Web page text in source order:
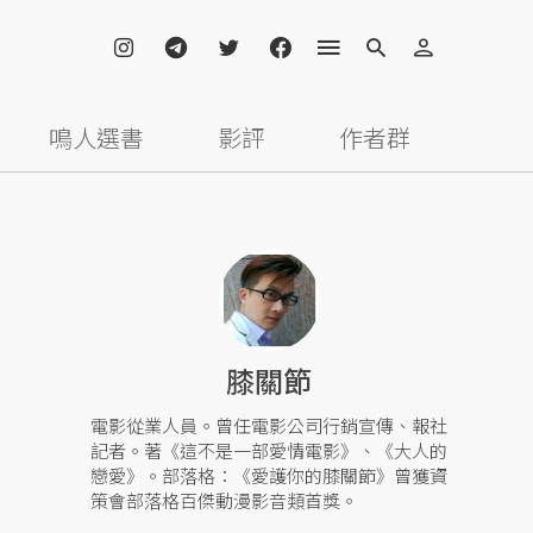
鳴人選書 影評 作者群
膝關節
電影從業人員。曾任電影公司行銷宣傳、報社
記者。著《這不是一部愛情電影》、《大人的
戀愛》。部落格：《愛護你的膝關節》曾獲資
策會部落格百傑動漫影音類首獎。